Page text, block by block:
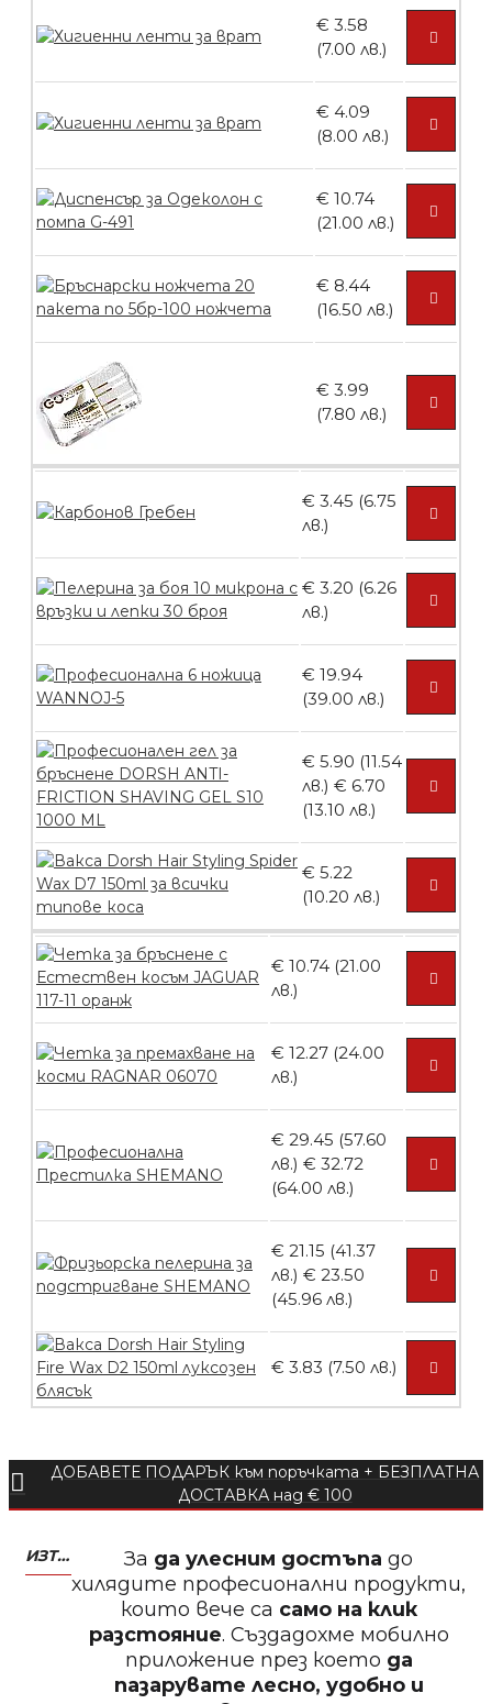
Четка за боядисване
БЕЗПЛАТНО
Контейнери за сваляне на гел лак 10
БЕЗПЛАТНО
Контейнери за сваляне на гел лак 5
Пластмасови предпазители за лак
БЕЗПЛАТНО
Ваничка за маникюр BMSPA1C
Пила тип ренде
БЕЗПЛАТНО
Пила тип ренде 2в1
БЕЗПЛАТНО
Пила тип ренде 2в1
БЕЗПЛАТНО
БЕЗПЛАТНО
€ 3.58
(7.00 лв.)
€ 4.09
(8.00 лв.)
€ 10.74
(21.00 лв.)
€ 8.44
(16.50 лв.)
€ 3.99
(7.80 лв.)
€ 3.45 (6.75
лв.)
€ 3.20 (6.26
лв.)
€ 19.94
(39.00 лв.)
€ 5.90 (11.54
лв.) € 6.70
(13.10 лв.)
€ 5.22
(10.20 лв.)
€ 10.74 (21.00
лв.)
€ 12.27 (24.00
лв.)
€ 29.45 (57.60
лв.) € 32.72
(64.00 лв.)
€ 21.15 (41.37
лв.) € 23.50
(45.96 лв.)
€ 3.83 (7.50 лв.)
ДОБАВЕТЕ ПОДАРЪК към поръчката + БЕЗПЛАТНА
ДОСТАВКА над € 100
ИЗТЕГЛЕТЕ МОБИЛНО ПРИЛОЖЕНИЕ ZASALONA За да улесним достъпадо
хилядите професионални продукти,
които вече са само на клик
разстояние. Създадохме мобилно
приложение през което да
пазарувате лесно, удобно и